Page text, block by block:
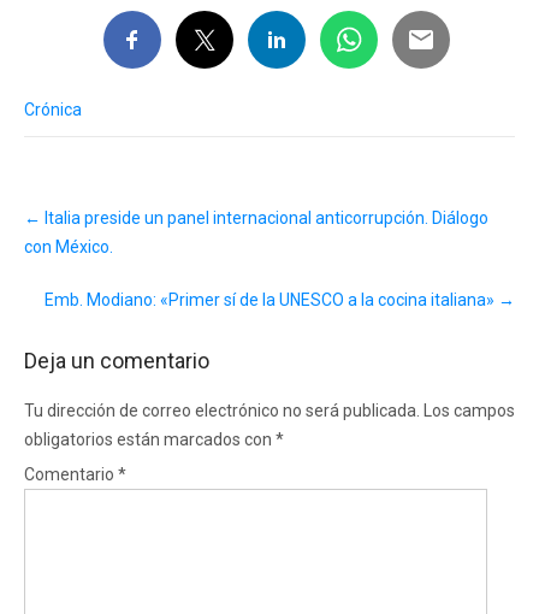
Crónica
navigation
← Italia preside un panel internacional anticorrupción. Diálogo
con México.
Emb. Modiano: «Primer sí de la UNESCO a la cocina italiana» →
Deja un comentario
Tu dirección de correo electrónico no será publicada.
Los campos
obligatorios están marcados con *
Comentario *